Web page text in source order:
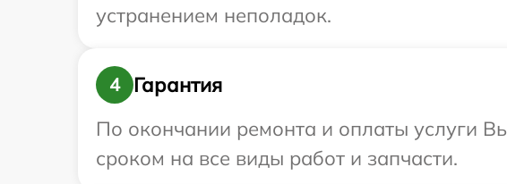
устранением неполадок.
4
Гарантия
По окончании ремонта и оплаты услуги
сроком на все виды работ и запчасти.